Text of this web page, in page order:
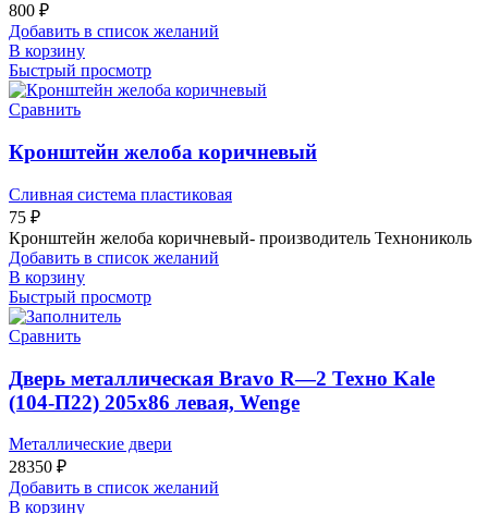
800 ₽
Добавить в список желаний
В корзину
Быстрый просмотр
Сравнить
Кронштейн желоба коричневый
Сливная система пластиковая
75 ₽
Кронштейн желоба коричневый- производитель Технониколь
Добавить в список желаний
В корзину
Быстрый просмотр
Сравнить
Дверь металлическая Bravo R—2 Техно Kale
(104-П22) 205х86 левая, Wenge
Металлические двери
28350 ₽
Добавить в список желаний
В корзину